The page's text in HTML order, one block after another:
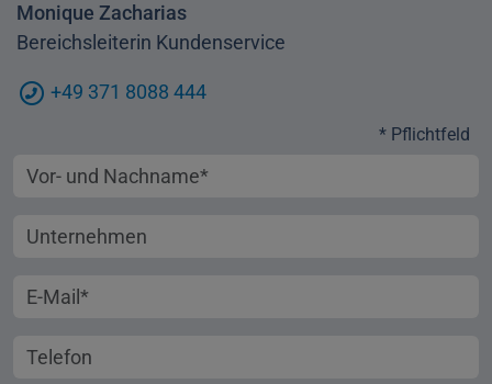
Monique Zacharias
Bereichsleiterin Kundenservice
+49 371 8088 444
* Pflichtfeld
Vorname und Nachname
Unternehmen
E-Mail-Adresse
Telefonnummer